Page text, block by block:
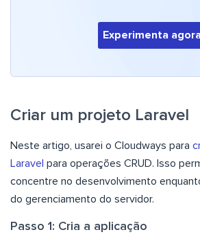
Experimenta
Criar um projeto Laravel
Neste artigo, usarei o Cloudways para
Laravel para operações CRUD. Isso
concentre no desenvolvimento
do gerenciamento do servidor.
Passo 1: Cria a aplicação